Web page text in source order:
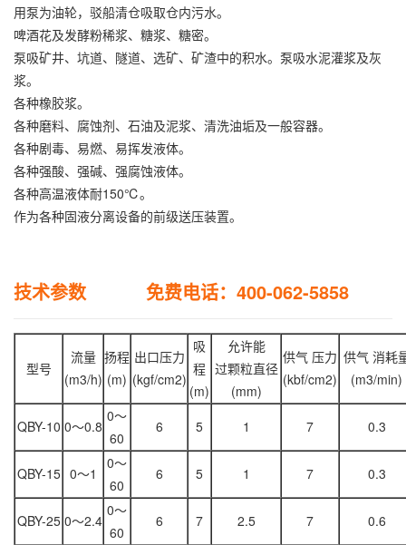
用泵为油轮，驳船清仓吸取仓内污水。
啤酒花及发酵粉稀浆、糖浆、糖密。
泵吸矿井、坑道、隧道、选矿、矿渣中的积水。泵吸水泥灌浆及灰
浆。
各种橡胶浆。
各种磨料、腐蚀剂、石油及泥浆、清洗油垢及一般容器。
各种剧毒、易燃、易挥发液体。
各种强酸、强碱、强腐蚀液体。
各种高温液体耐150℃。
作为各种固液分离设备的前级送压装置。
技术参数 免费电话：400-062-5858
型号
流量
(m3/h)
扬程
(m)
出口压力
(kgf/cm2)
吸
程
(m)
允许能
过颗粒直径
(mm)
供气 压力
(kbf/cm2)
供气 消耗
(m3/min)
QBY-10 0～0.8
0～
60
6 5 1 7 0.3
QBY-15 0～1
0～
60
6 5 1 7 0.3
QBY-25 0～2.4
0～
60
6 7 2.5 7 0.6